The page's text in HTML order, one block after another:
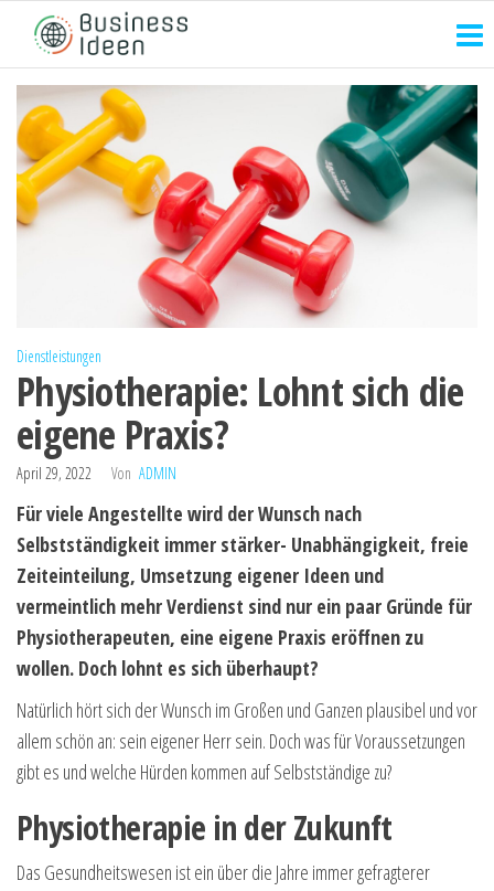
springen
Dienstleistungen
Physiotherapie: Lohnt sich die
eigene Praxis?
April 29, 2022 Von ADMIN
Für viele Angestellte wird der Wunsch nach
Selbstständigkeit immer stärker- Unabhängigkeit, freie
Zeiteinteilung, Umsetzung eigener Ideen und
vermeintlich mehr Verdienst sind nur ein paar Gründe für
Physiotherapeuten, eine eigene Praxis eröffnen zu
wollen. Doch lohnt es sich überhaupt?
Natürlich hört sich der Wunsch im Großen und Ganzen plausibel und vor
allem schön an: sein eigener Herr sein. Doch was für Voraussetzungen
gibt es und welche Hürden kommen auf Selbstständige zu?
Physiotherapie in der Zukunft
Das Gesundheitswesen ist ein über die Jahre immer gefragterer